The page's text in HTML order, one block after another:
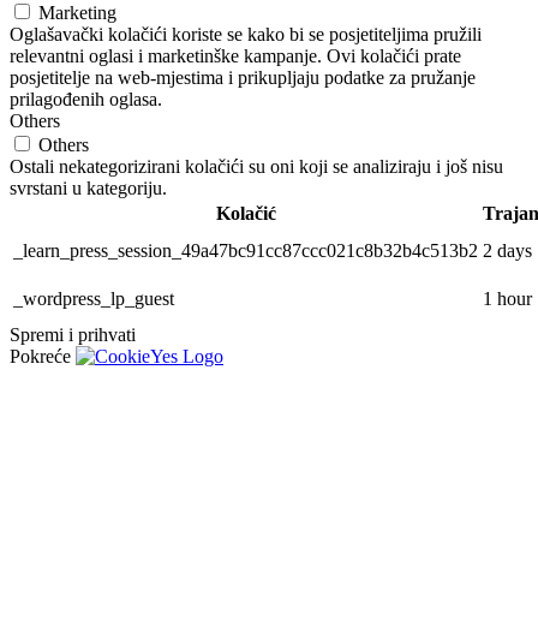
Marketing
Oglašavački kolačići koriste se kako bi se posjetiteljima pružili
relevantni oglasi i marketinške kampanje. Ovi kolačići prate
posjetitelje na web-mjestima i prikupljaju podatke za pružanje
prilagođenih oglasa.
Others
Others
Ostali nekategorizirani kolačići su oni koji se analiziraju i još nisu
svrstani u kategoriju.
Kolačić
_learn_press_session_49a47bc91cc87ccc021c8b32b4c513b2 2 days
_wordpress_lp_guest
1 hour
Spremi i prihvati
Pokreće